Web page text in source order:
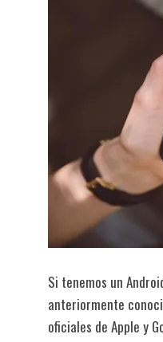
Si tenemos un
anteriormente
oficiales de Apple y